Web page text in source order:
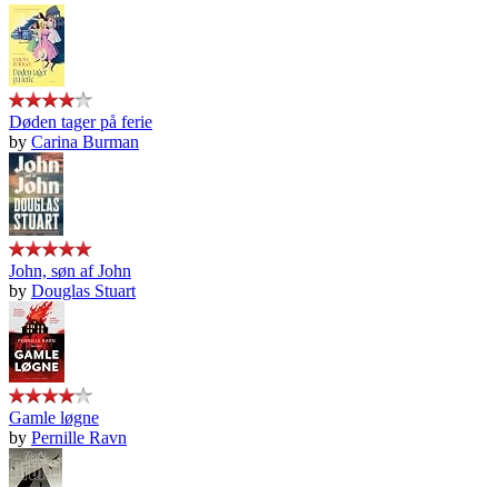
Døden tager på ferie
by Carina Burman
John, søn af John
by Douglas Stuart
Gamle løgne
by Pernille Ravn